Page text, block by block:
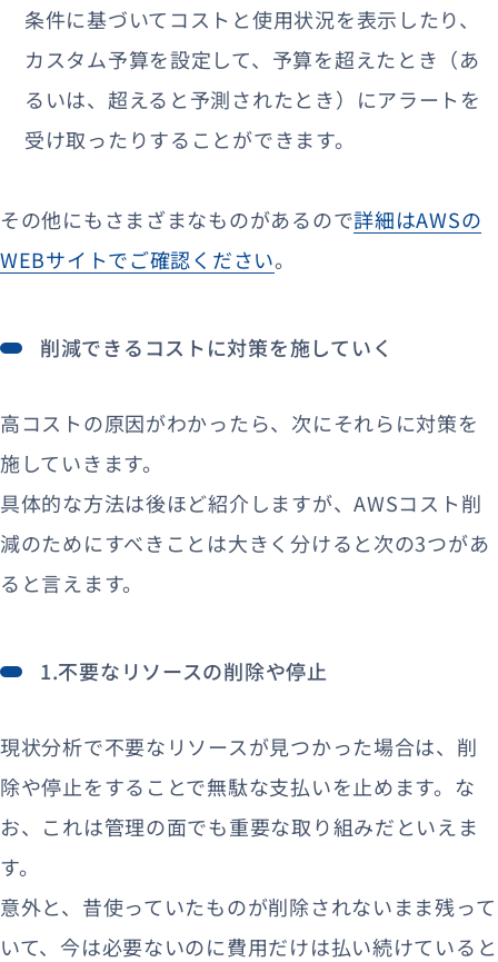
条件に基づいてコストと使用状況を表示したり、
カスタム予算を設定して、予算を超えたとき（あ
るいは、超えると予測されたとき）にアラートを
受け取ったりすることができます。
その他にもさまざまなものがあるので詳細はAWSの
WEBサイトでご確認ください。
削減できるコストに対策を施していく
高コストの原因がわかったら、次にそれらに対策を
施していきます。
具体的な方法は後ほど紹介しますが、AWSコスト削
減のためにすべきことは大きく分けると次の3つがあ
ると言えます。
1.不要なリソースの削除や停止
現状分析で不要なリソースが見つかった場合は、削
除や停止をすることで無駄な支払いを止めます。な
お、これは管理の面でも重要な取り組みだといえま
す。
意外と、昔使っていたものが削除されないまま残って
いて、今は必要ないのに費用だけは払い続けていると